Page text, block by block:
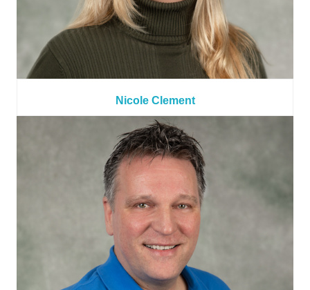
Nicole Clement